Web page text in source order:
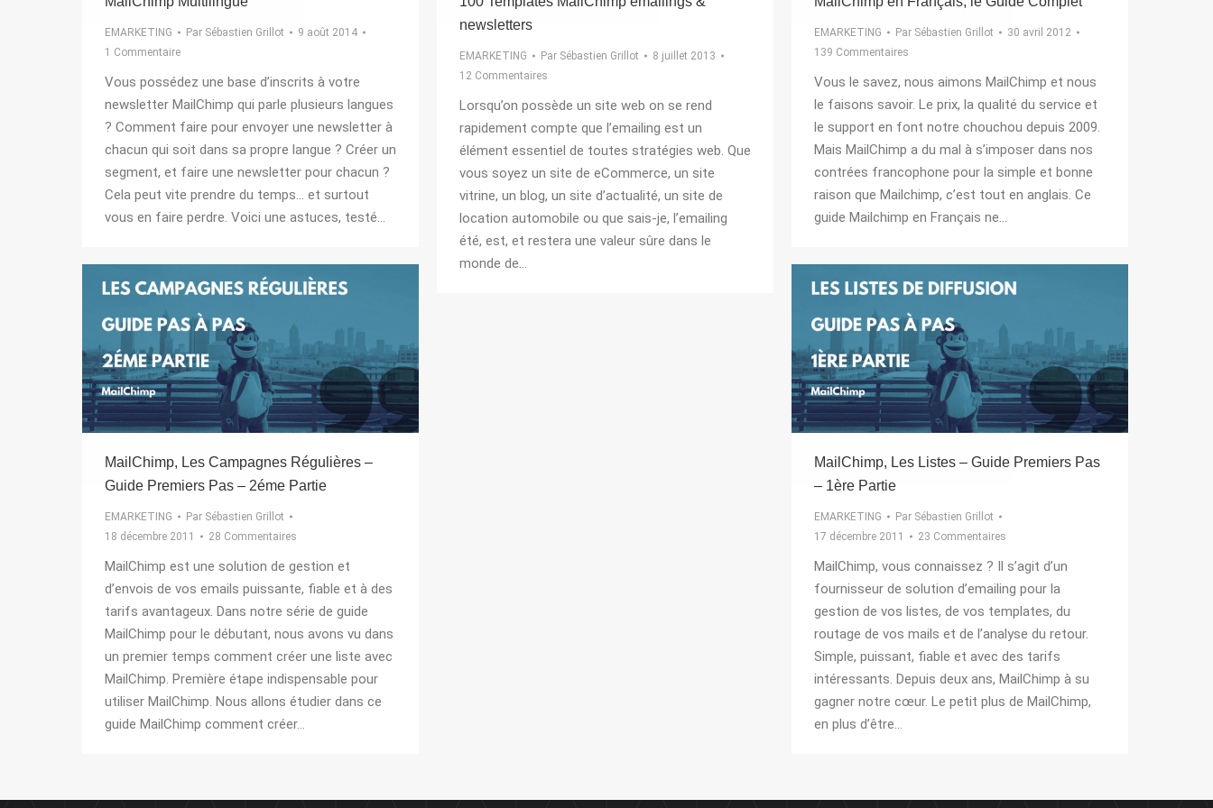
EMARKETING Par Sébastien Grillot
9 août 2014
1 Commentaire
Vous possédez une base d’inscrits à votre
newsletter MailChimp qui parle plusieurs langues
? Comment faire pour envoyer une newsletter à
chacun qui soit dans sa propre langue ? Créer un
segment, et faire une newsletter pour chacun ?
Cela peut vite prendre du temps… et surtout
vous en faire perdre. Voici une astuces, testé…
newsletters
EMARKETING Par Sébastien Grillot
8 juillet 2013
12 Commentaires
Lorsqu’on possède un site web on se rend
rapidement compte que l’emailing est un
élément essentiel de toutes stratégies web. Que
vous soyez un site de eCommerce, un site
vitrine, un blog, un site d’actualité, un site de
location automobile ou que sais-je, l’emailing
été, est, et restera une valeur sûre dans le
monde de…
EMARKETING Par Sébastien Grillot
30 avril 2012
139 Commentaires
Vous le savez, nous aimons MailChimp et nous
le faisons savoir. Le prix, la qualité du service et
le support en font notre chouchou depuis 2009.
Mais MailChimp a du mal à s’imposer dans nos
contrées francophone pour la simple et bonne
raison que Mailchimp, c’est tout en anglais. Ce
guide Mailchimp en Français ne…
MailChimp, Les Campagnes Régulières –
Guide Premiers Pas – 2éme Partie
EMARKETING Par Sébastien Grillot
18 décembre 2011
28 Commentaires
MailChimp est une solution de gestion et
d’envois de vos emails puissante, fiable et à des
tarifs avantageux. Dans notre série de guide
MailChimp pour le débutant, nous avons vu dans
un premier temps comment créer une liste avec
MailChimp. Première étape indispensable pour
utiliser MailChimp. Nous allons étudier dans ce
guide MailChimp comment créer…
MailChimp, Les Listes – Guide Premiers Pas
– 1ère Partie
EMARKETING Par Sébastien Grillot
17 décembre 2011
23 Commentaires
MailChimp, vous connaissez ? Il s’agit d’un
fournisseur de solution d’emailing pour la
gestion de vos listes, de vos templates, du
routage de vos mails et de l’analyse du retour.
Simple, puissant, fiable et avec des tarifs
intéressants. Depuis deux ans, MailChimp à su
gagner notre cœur. Le petit plus de MailChimp,
en plus d’être…